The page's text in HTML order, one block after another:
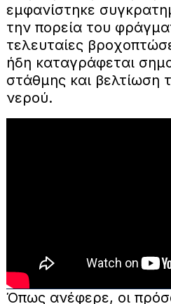
εμφανίστηκε
την πορεία του
τελευταίες
ήδη καταγράφεται
στάθμης και βελτίωση
νερού.
Όπως ανέφερε, οι